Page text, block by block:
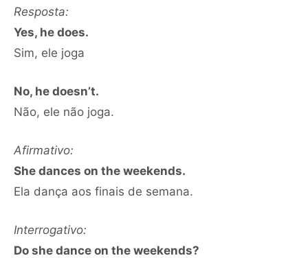
Resposta:
Yes, he does.
Sim, ele joga
No, he doesn’t.
Não, ele não joga.
Afirmativo:
She dances on the weekends.
Ela dança aos finais de semana.
Interrogativo:
Do she dance on the weekends?